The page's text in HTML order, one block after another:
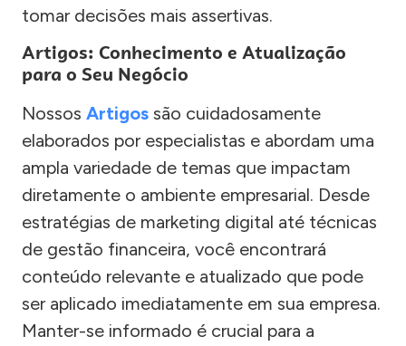
tomar decisões mais assertivas.
Artigos: Conhecimento e Atualização
para o Seu Negócio
Nossos Artigos são cuidadosamente
elaborados por especialistas e abordam uma
ampla variedade de temas que impactam
diretamente o ambiente empresarial. Desde
estratégias de marketing digital até técnicas
de gestão financeira, você encontrará
conteúdo relevante e atualizado que pode
ser aplicado imediatamente em sua empresa.
Manter-se informado é crucial para a